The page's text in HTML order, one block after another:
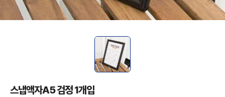
스냅액자A5 검정 1개입